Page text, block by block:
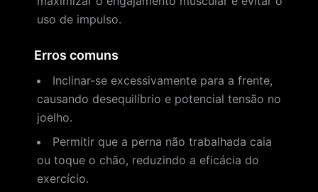
uso de impulso.
Erros comuns
Inclinar-se excessivamente para a frente,
causando desequilíbrio e potencial tensão no
joelho.
Permitir que a perna não trabalhada caia
ou toque o chão, reduzindo a eficácia do
exercício.